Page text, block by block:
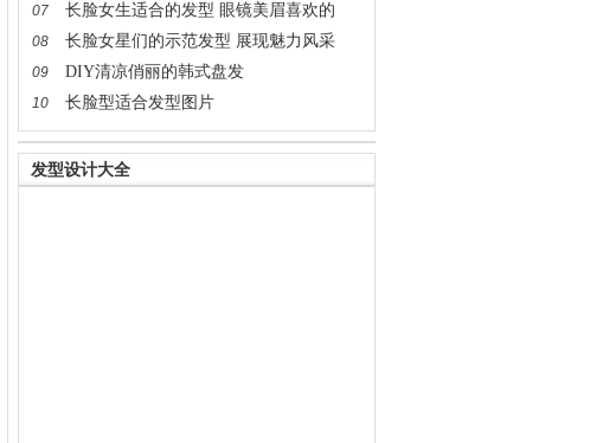
07 长脸女生适合的发型 眼镜美眉喜欢的
08 长脸女星们的示范发型 展现魅力风采
09 DIY清凉俏丽的韩式盘发
10 长脸型适合发型图片
发型设计大全